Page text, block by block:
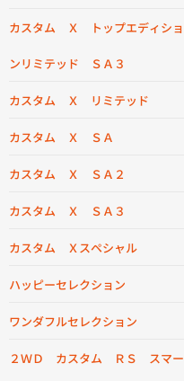
カスタム Ｘ トップエディショ
ンリミテッド ＳＡ３
カスタム Ｘ リミテッド
カスタム Ｘ ＳＡ
カスタム Ｘ ＳＡ２
カスタム Ｘ ＳＡ３
カスタム Ｘスペシャル
ハッピーセレクション
ワンダフルセレクション
２ＷＤ カスタム ＲＳ スマー